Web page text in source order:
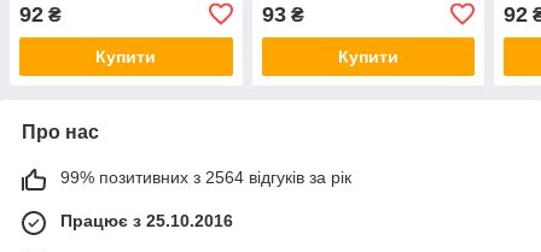
92 ₴
Купити
93₴
Купити
92
Про нас
99% позитивних з 2564 відгуків за рік
Працює з 25.10.2016